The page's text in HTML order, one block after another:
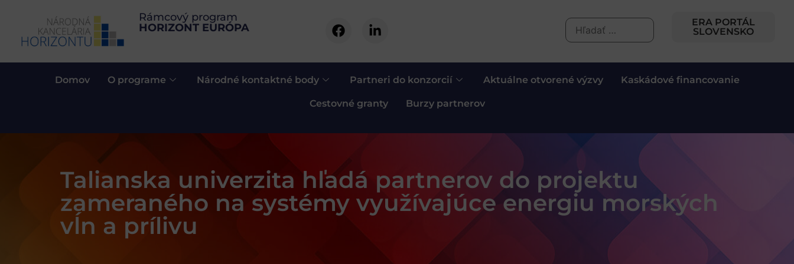
Rámcový program
HORIZONT EURÓPA
ERA PORTÁL
SLOVENSKO
Domov O programe Národné kontaktné body Partneri do konzorcií Aktuálne otvorené výzvy Kaskádové financovanie
Cestovné granty Burzy partnerov
Talianska univerzita hľadá partnerov do projektu
zameraného na systémy využívajúce energiu morských
vĺn a prílivu